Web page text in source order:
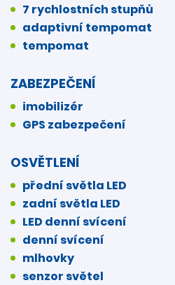
7 rychlostních stupňů
adaptivní tempomat
tempomat
ZABEZPEČENÍ
imobilizér
GPS zabezpečení
OSVĚTLENÍ
přední světla LED
zadní světla LED
LED denní svícení
denní svícení
mlhovky
senzor světel